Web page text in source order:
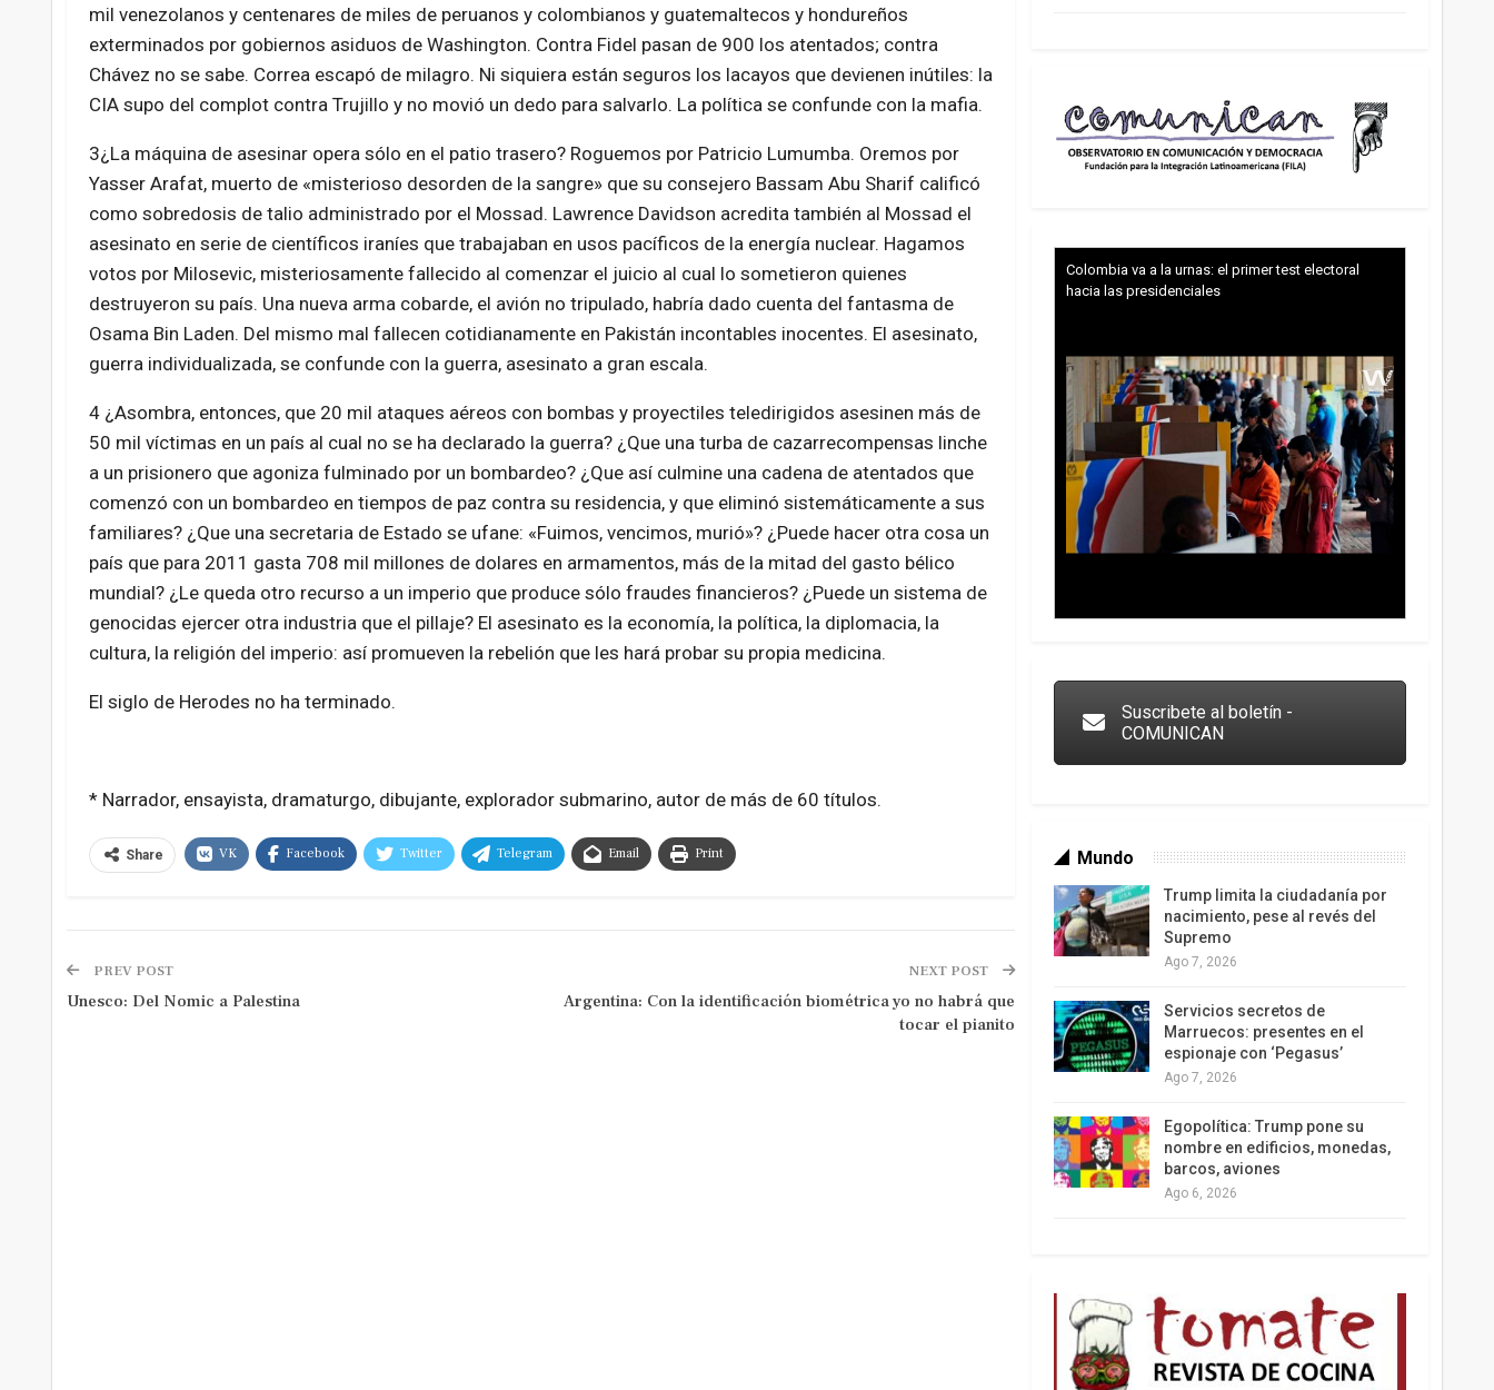
mil venezolanos y centenares de miles de peruanos y colombianos y guatemaltecos y hondureños
exterminados por gobiernos asiduos de Washington. Contra Fidel pasan de 900 los atentados; contra
Chávez no se sabe. Correa escapó de milagro. Ni siquiera están seguros los lacayos que devienen inútiles: la
CIA supo del complot contra Trujillo y no movió un dedo para salvarlo. La política se confunde con la mafia.
3¿La máquina de asesinar opera sólo en el patio trasero? Roguemos por Patricio Lumumba. Oremos por
Yasser Arafat, muerto de «misterioso desorden de la sangre» que su consejero Bassam Abu Sharif calificó
como sobredosis de talio administrado por el Mossad. Lawrence Davidson acredita también al Mossad el
asesinato en serie de científicos iraníes que trabajaban en usos pacíficos de la energía nuclear. Hagamos
votos por Milosevic, misteriosamente fallecido al comenzar el juicio al cual lo sometieron quienes
destruyeron su país. Una nueva arma cobarde, el avión no tripulado, habría dado cuenta del fantasma de
Osama Bin Laden. Del mismo mal fallecen cotidianamente en Pakistán incontables inocentes. El asesinato,
guerra individualizada, se confunde con la guerra, asesinato a gran escala.
4 ¿Asombra, entonces, que 20 mil ataques aéreos con bombas y proyectiles teledirigidos asesinen más de
50 mil víctimas en un país al cual no se ha declarado la guerra? ¿Que una turba de cazarrecompensas linche
a un prisionero que agoniza fulminado por un bombardeo? ¿Que así culmine una cadena de atentados que
comenzó con un bombardeo en tiempos de paz contra su residencia, y que eliminó sistemáticamente a sus
familiares? ¿Que una secretaria de Estado se ufane: «Fuimos, vencimos, murió»? ¿Puede hacer otra cosa un
país que para 2011 gasta 708 mil millones de dolares en armamentos, más de la mitad del gasto bélico
mundial? ¿Le queda otro recurso a un imperio que produce sólo fraudes financieros? ¿Puede un sistema de
genocidas ejercer otra industria que el pillaje? El asesinato es la economía, la política, la diplomacia, la
cultura, la religión del imperio: así promueven la rebelión que les hará probar su propia medicina.
El siglo de Herodes no ha terminado.
* Narrador, ensayista, dramaturgo, dibujante, explorador submarino, autor de más de 60 títulos.
Share VK Facebook Twitter Telegram Email Print
PREV POST
Unesco: Del Nomic a Palestina
NEXT POST
Argentina: Con la identificación biométrica yo no habrá que
tocar el pianito
Colombia va a la urnas: el primer test electoral
hacia las presidenciales
Suscribete al boletín -
COMUNICAN
Mundo
Trump limita la ciudadanía por
nacimiento, pese al revés del
Supremo
Ago 7, 2026
Servicios secretos de
Marruecos: presentes en el
espionaje con ‘Pegasus’
Ago 7, 2026
Egopolítica: Trump pone su
nombre en edificios, monedas,
barcos, aviones
Ago 6, 2026